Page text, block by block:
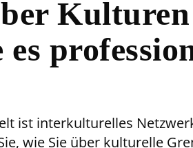
es
ist interkulturelles
wie Sie über kulturelle